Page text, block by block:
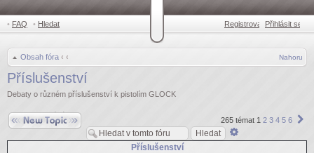
• FAQ • Hledat Registrovat •Přihlásit se
Obsah fóra ‹ ‹ Nahoru
Příslušenství
Debaty o různém příslušenství k pistolím GLOCK
265 témat 1 2 3 4 5 6
Odeslat nové téma
hledání
Příslušenství